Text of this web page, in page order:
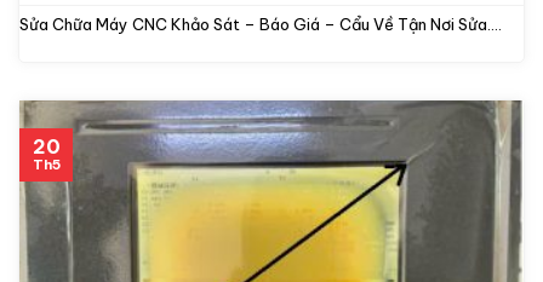
Sửa Chữa Máy CNC Khảo Sát – Báo Giá – Cẩu Về Tận Nơi Sửa....
20
Th5